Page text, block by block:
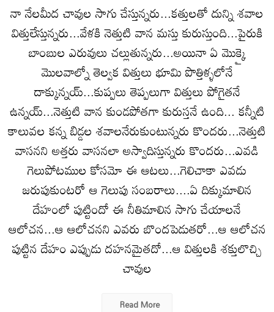
నా నేలమీద చావుల సాగు చేస్తున్నరు...కత్తులతో దున్ని శవాల
విత్తులేస్తున్నరు...వేళకి నెత్తుటి వాన మస్తు కురుస్తుంది...పైరుకి
బాంబుల ఎరువులు చల్లుతున్నరు...అయినా ఏ మొక్కై
మొలవాల్నో తెల్వక విత్తులు భూమి పొత్తిళ్ళలోనే
దాక్కున్నయ్...కుప్పలు తెప్పలుగా విత్తులు పోగైతనే
ఉన్నయ్...నెత్తుటి వాన కుండపోతగా కురుస్తనే ఉంది... కన్నీటి
కాలువల కన్న బిడ్డల శవాలనేరుకుంటున్నరు కొందరు...నెత్తుటి
వాసనని అత్తరు వాసనలా అస్వాదిస్తున్నరు కొందరు...ఎవడి
గెలుపోటముల కోసమో ఈ ఆటలు...గెలిచాకా ఎవడు
జరుపుకుంటరో ఆ గెలుపు సంబరాలు....ఏ దిక్కుమాలిన
దేహంలో పుట్టిందో ఈ నీతిమాలిన సాగు చేయాలనే
ఆలోచన...ఆ ఆలోచనని ఎవరు బొందపెడుతరో...ఆ ఆలోచన
పుట్టిన దేహం ఎప్పుడు దహనమైతదో...ఆ విత్తులకి శక్తులొచ్చి
చావుల
Read More